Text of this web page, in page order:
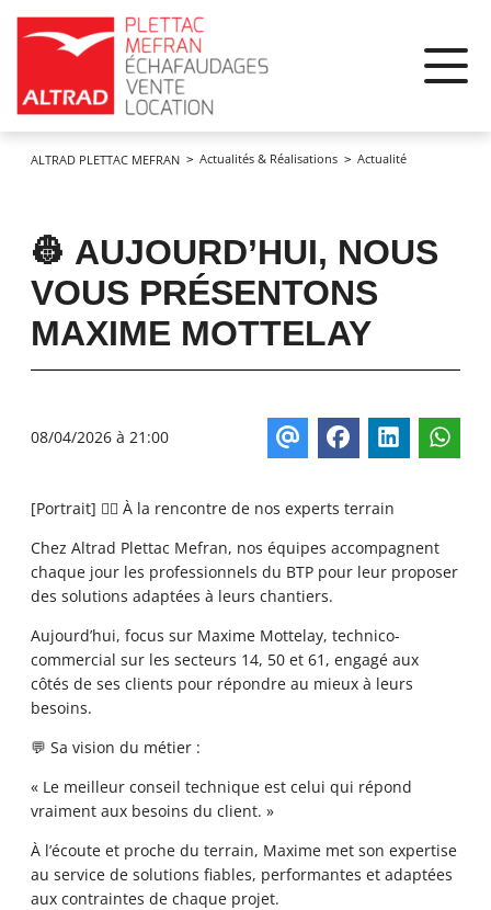
ALTRAD PLETTAC MEFRAN Actualités & Réalisations Actualité
👷 AUJOURD’HUI, NOUS
VOUS PRÉSENTONS
MAXIME MOTTELAY
08/04/2026 à 21:00
[Portrait] 👷‍♂️ À la rencontre de nos experts terrain
Chez Altrad Plettac Mefran, nos équipes accompagnent
chaque jour les professionnels du BTP pour leur proposer
des solutions adaptées à leurs chantiers.
Aujourd’hui, focus sur Maxime Mottelay, technico-
commercial sur les secteurs 14, 50 et 61, engagé aux
côtés de ses clients pour répondre au mieux à leurs
besoins.
💬 Sa vision du métier :
« Le meilleur conseil technique est celui qui répond
vraiment aux besoins du client. »
À l’écoute et proche du terrain, Maxime met son expertise
au service de solutions fiables, performantes et adaptées
aux contraintes de chaque projet.
Panneau de gestion des cookies